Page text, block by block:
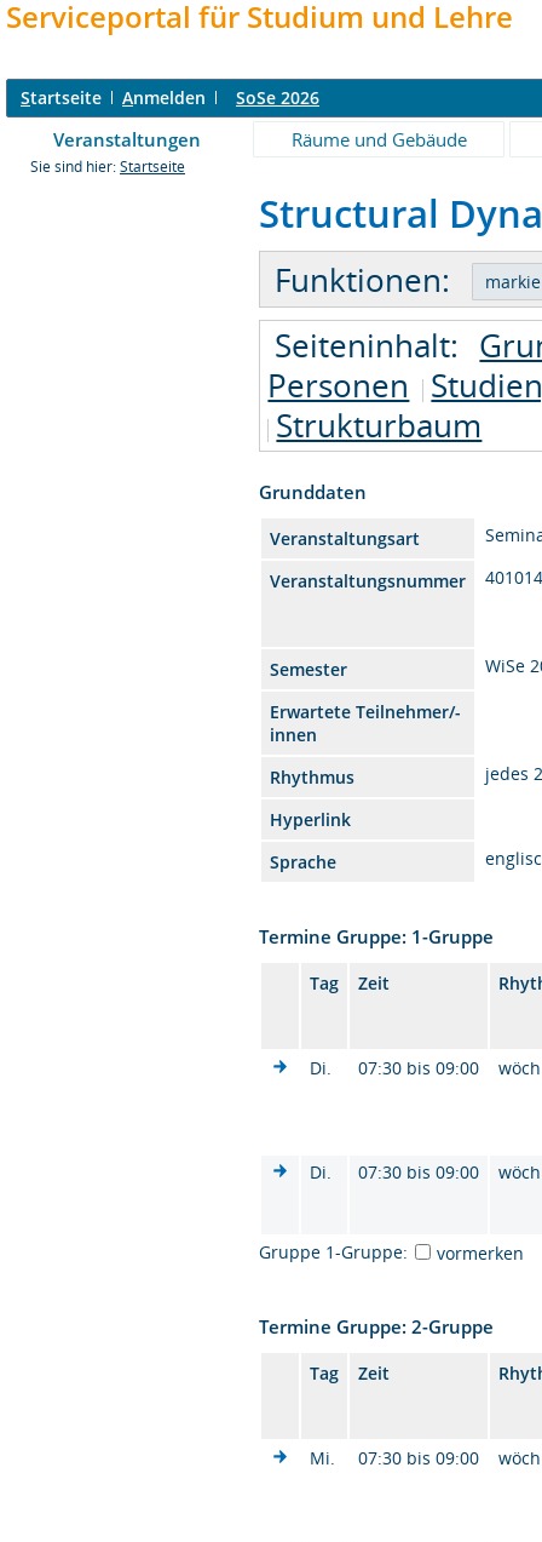
Serviceportal für Studium und Lehre
Startseite Anmelden SoSe 2026
Veranstaltungen Räume und Gebäude
Sie sind hier: Startseite
Structural
Funktionen:
Seiteninhalt:
Personen
Strukturbaum
Grunddaten
Veranstaltungsart
Veranstaltungsnummer
Semester
WiSe
Erwartete Teilnehmer/-
innen
Rhythmus
jedes
Hyperlink
Sprache
Termine Gruppe: 1-Gruppe
Tag Zeit
Di. 07:30 bis 09:00
Di. 07:30 bis 09:00
Gruppe 1-Gruppe: vormerken
Termine Gruppe: 2-Gruppe
Tag Zeit
Mi. 07:30 bis 09:00